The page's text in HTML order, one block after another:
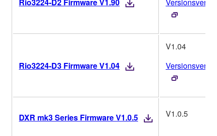
Rio3224-D2 Firmware V1.90
Rio3224-D3 Firmware V1.04
V1.04
DXR mk3 Series Firmware V1.0.5 V1.0.5